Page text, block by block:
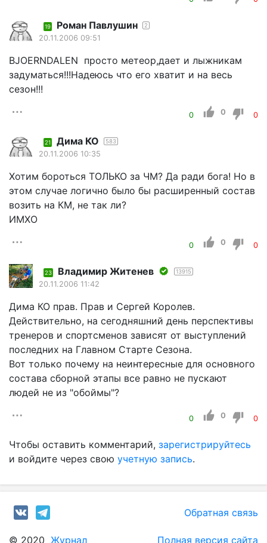
19 Роман Павлушин 2
20.11.2006 09:51
BJOERNDALEN просто метеор,дает и лыжникам
задуматься!!!Надеюсь что его хватит и на весь
сезон!!!
0 0 0
21 Дима КО 583
20.11.2006 10:35
Хотим бороться ТОЛЬКО за ЧМ? Да ради бога! Но в
этом случае логично было бы расширенный состав
возить на КМ, не так ли?
ИМХО
0 0 0
23 Владимир Житенев 13915
20.11.2006 11:42
Дима КО прав. Прав и Сергей Королев.
Действительно, на сегодняшний день перспективы
тренеров и спортсменов зависят от выступлений
последних на Главном Старте Сезона.
Вот только почему на неинтересные для основного
состава сборной этапы все равно не пускают
людей не из "обоймы"?
0 0 0
Чтобы оставить комментарий, зарегистрируйтесь
и войдите через свою учетную запись.
Обратная связь
© 2020 Журнал Полная версия сайта